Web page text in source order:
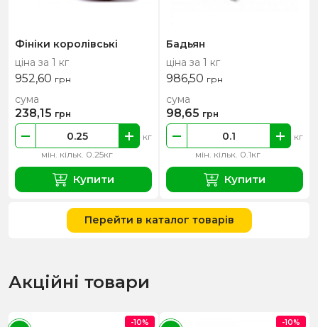
Фініки королівські
ціна за 1 кг
952,60 грн
мін. кільк. 0.25кг
кг
сума
238,15 грн
Купити
Бадьян
ціна за 1 кг
986,50 грн
мін. кільк. 0.1кг
кг
сума
98,65 грн
Купити
Перейти в каталог товарів
Акційні товари
-10% -10%